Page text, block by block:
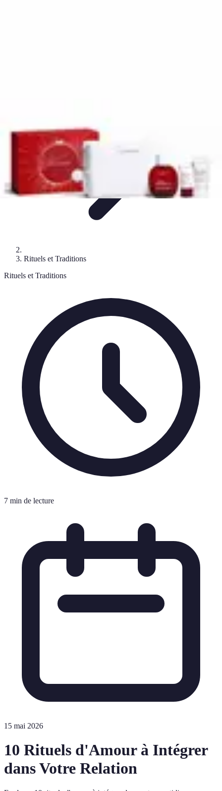
Rituels et Traditions
Rituels et Traditions
7 min de lecture
15 mai 2026
10 Rituels d'Amour à Intégrer
dans Votre Relation